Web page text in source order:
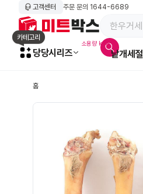
고객센터 주문 문의 1644-6689
메인 페이지 바로가기
카테고리
당당시리즈
소용량 kg육
낱개세절
홈